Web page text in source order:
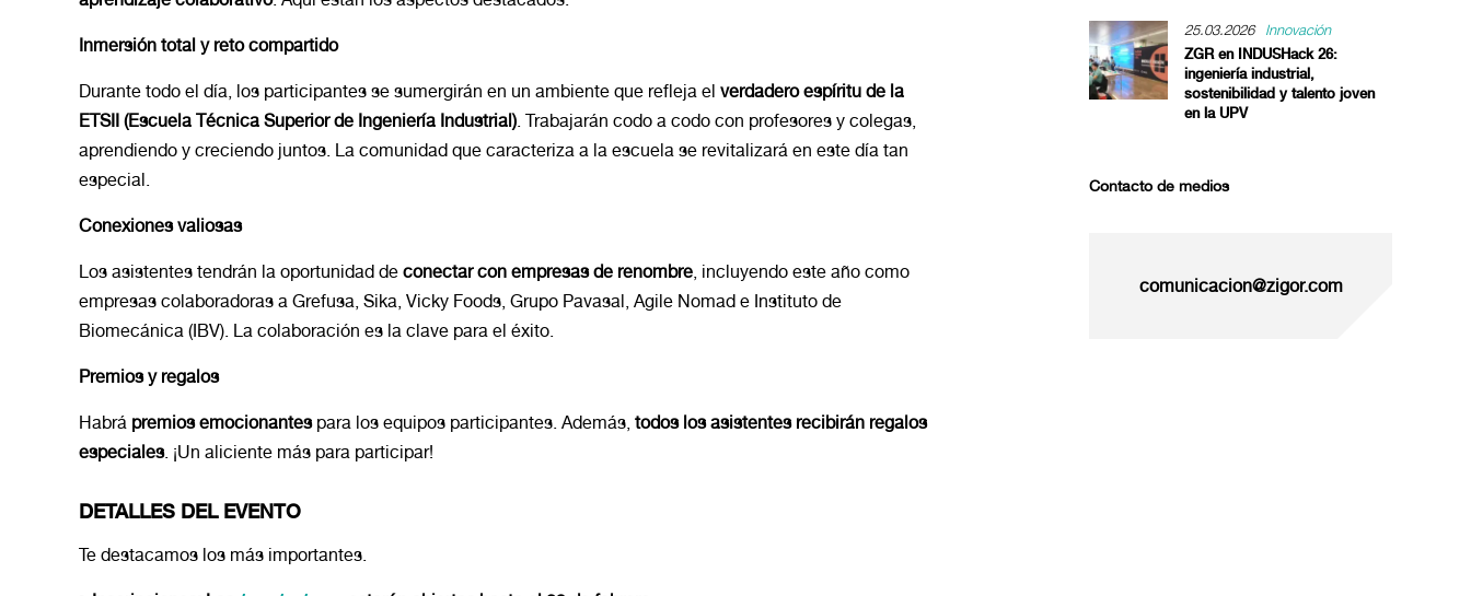
Inmersión total y reto compartido
Durante todo el día, los participantes se sumergirán en un ambiente que refleja el verdadero espíritu de la
ETSII (Escuela Técnica Superior de Ingeniería Industrial). Trabajarán codo a codo con profesores y colegas,
aprendiendo y creciendo juntos. La comunidad que caracteriza a la escuela se revitalizará en este día tan
especial.
Conexiones valiosas
Los asistentes tendrán la oportunidad de conectar con empresas de renombre, incluyendo este año como
empresas colaboradoras a Grefusa, Sika, Vicky Foods, Grupo Pavasal, Agile Nomad e Instituto de
Biomecánica (IBV). La colaboración es la clave para el éxito.
Premios y regalos
Habrá premios emocionantespara los equipos participantes. Además, todos los asistentes recibirán regalos
especiales. ¡Un aliciente más para participar!
DETALLES DEL EVENTO
Te destacamos los más importantes.
25.03.2026 Innovación
ZGR en INDUSHack 26:
ingeniería industrial,
sostenibilidad y talento joven
en la UPV
Contacto de medios
comunicacion@zigor.com